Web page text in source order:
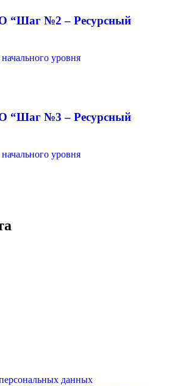
“Шаг №2 – Ресурсный
уровня
“Шаг №3 – Ресурсный
уровня
данных